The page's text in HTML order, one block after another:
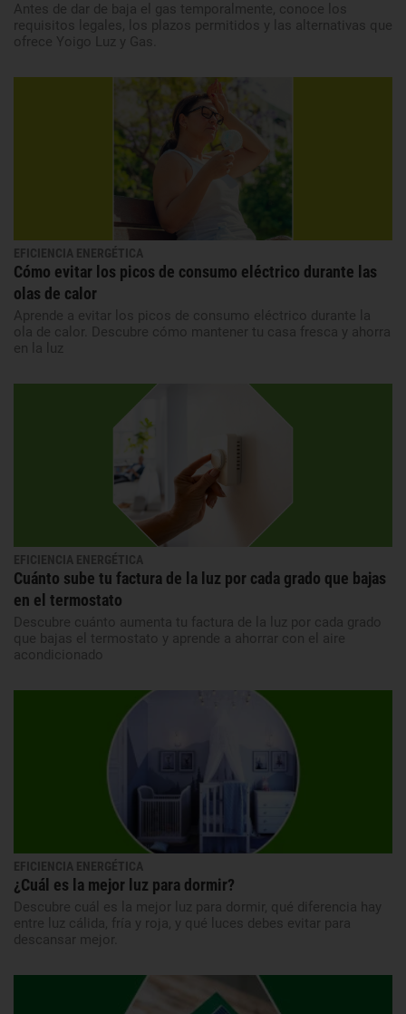
Antes de dar de baja el gas temporalmente, conoce los
requisitos legales, los plazos permitidos y las alternativas que
ofrece Yoigo Luz y Gas.
EFICIENCIA ENERGÉTICA
Cómo evitar los picos de consumo eléctrico durante las
olas de calor
Aprende a evitar los picos de consumo eléctrico durante la
ola de calor. Descubre cómo mantener tu casa fresca y ahorra
en la luz
EFICIENCIA ENERGÉTICA
Cuánto sube tu factura de la luz por cada grado que bajas
en el termostato
Descubre cuánto aumenta tu factura de la luz por cada grado
que bajas el termostato y aprende a ahorrar con el aire
acondicionado
EFICIENCIA ENERGÉTICA
¿Cuál es la mejor luz para dormir?
Descubre cuál es la mejor luz para dormir, qué diferencia hay
entre luz cálida, fría y roja, y qué luces debes evitar para
descansar mejor.